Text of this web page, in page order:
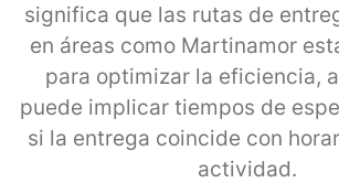
significa que las rutas de
en áreas como Martinamor
para optimizar la eficiencia,
puede implicar tiempos de
si la entrega coincide con
actividad.